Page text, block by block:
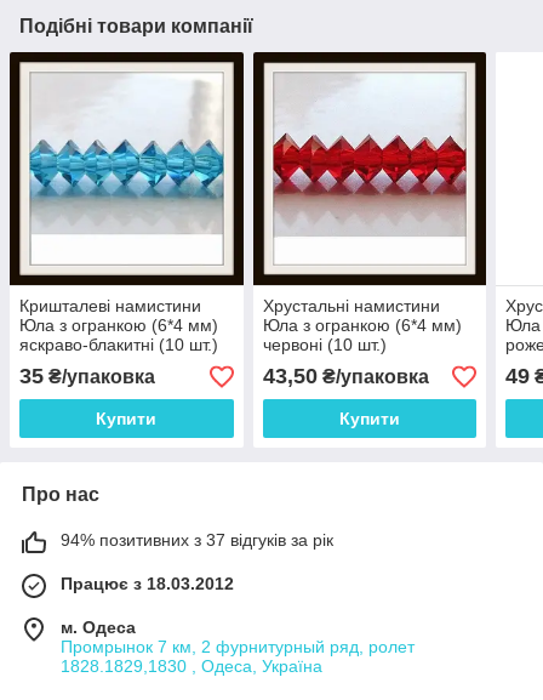
Подібні товари компанії
Кришталеві намистини
Юла з огранкою (6*4 мм)
яскраво-блакитні (10 шт.)
35 ₴/упаковка
Купити
Хрустальні намистини
Юла з огранкою (6*4 мм)
червоні (10 шт.)
43,50₴/упаковка
Купити
Юла
49
Про нас
94% позитивних з 37 відгуків за рік
Працює з 18.03.2012
м. Одеса
Промрынок 7 км, 2 фурнитурный ряд, ролет
1828.1829,1830 , Одеса, Україна